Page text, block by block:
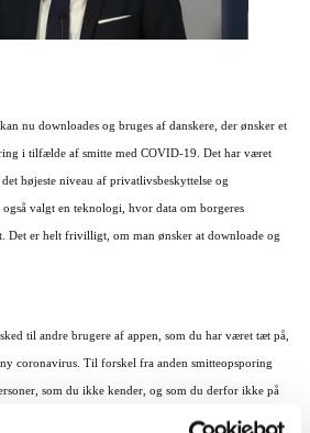
nu downloades og bruges af danskere, der ønsker et
i tilfælde af smitte med COVID-19. Det har været
højeste niveau af privatlivsbeskyttelse og
valgt en teknologi, hvor data om borgeres
Det er helt frivilligt, om man ønsker at downloade og
til andre brugere af appen, som du har været tæt på,
coronavirus. Til forskel fra anden smitteopsporing
som du ikke kender, og som du derfor ikke på
har været udsat for smitterisiko, så de kan blive